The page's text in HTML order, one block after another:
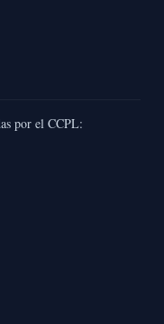
por el CCPL: